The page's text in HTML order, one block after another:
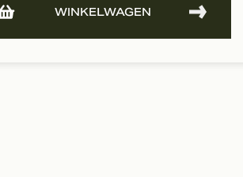
WINKELWAGEN